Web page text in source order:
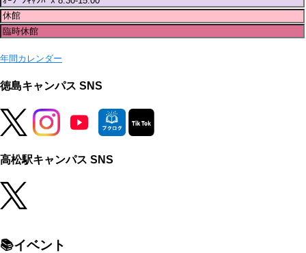
年間カレンダー
徳島キャンパス SNS
高松駅キャンパス SNS
📚イベント